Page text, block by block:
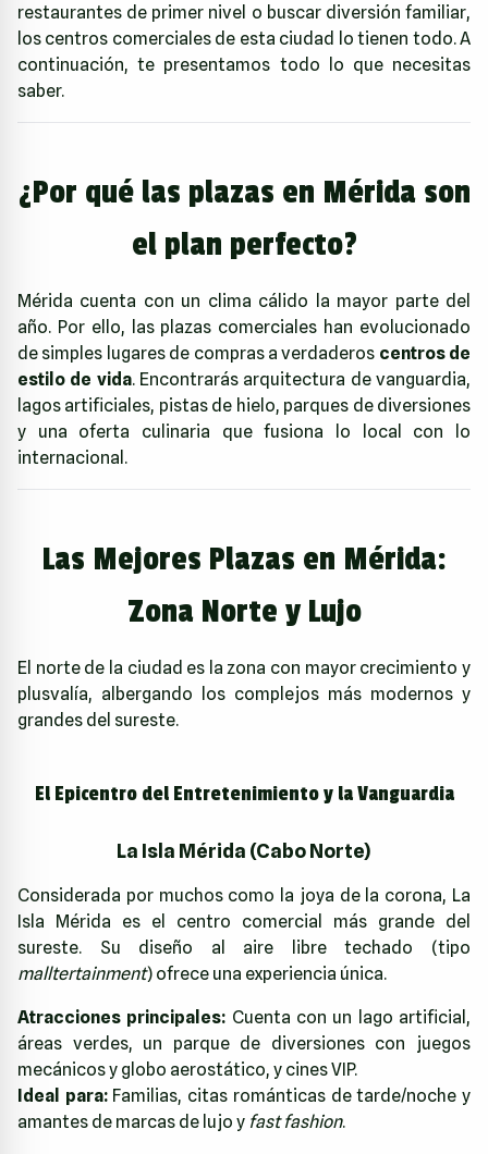
restaurantes de primer nivel o buscar diversión familiar,
los centros comerciales de esta ciudad lo tienen todo. A
continuación, te presentamos todo lo que necesitas
saber.
¿Por qué las plazas en Mérida son
el plan perfecto?
Mérida cuenta con un clima cálido la mayor parte del
año. Por ello, las plazas comerciales han evolucionado
de simples lugares de compras a verdaderos centros de
estilo de vida. Encontrarás arquitectura de vanguardia,
lagos artificiales, pistas de hielo, parques de diversiones
y una oferta culinaria que fusiona lo local con lo
internacional.
Las Mejores Plazas en Mérida:
Zona Norte y Lujo
El norte de la ciudad es la zona con mayor crecimiento y
plusvalía, albergando los complejos más modernos y
grandes del sureste.
El Epicentro del Entretenimiento y la Vanguardia
La Isla Mérida (Cabo Norte)
Considerada por muchos como la joya de la corona, La
Isla Mérida es el centro comercial más grande del
sureste. Su diseño al aire libre techado (tipo
malltertainment) ofrece una experiencia única.
Atracciones principales: Cuenta con un lago artificial,
áreas verdes, un parque de diversiones con juegos
mecánicos y globo aerostático, y cines VIP.
Ideal para:Familias, citas románticas de tarde/noche y
amantes de marcas de lujo y fast fashion.